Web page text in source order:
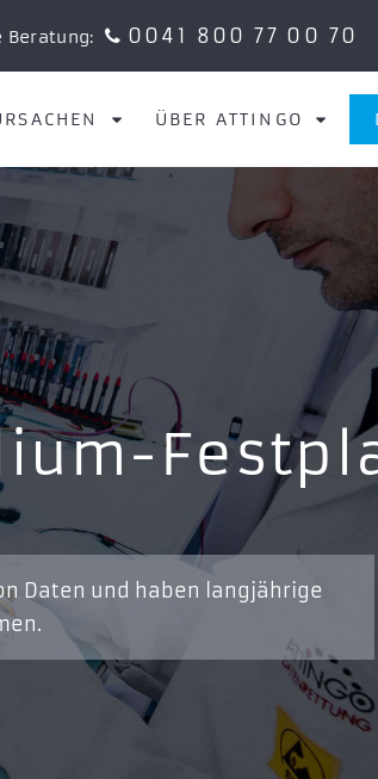
0041 800 77 00 70
ÜBER ATTINGO
Daten und haben langjährige